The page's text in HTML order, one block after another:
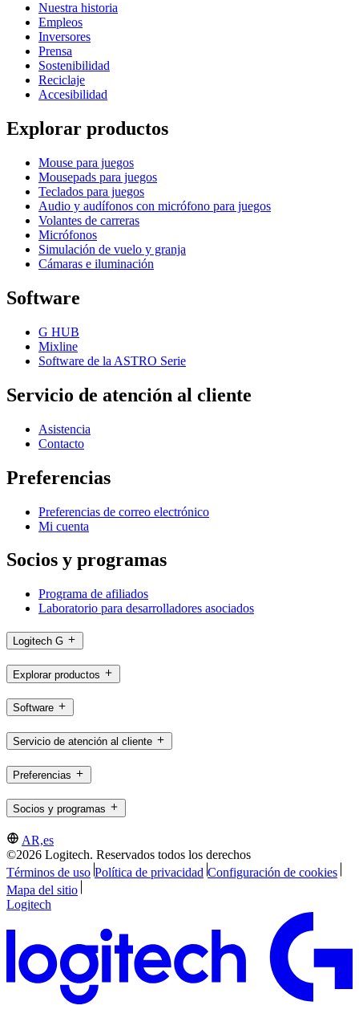
Nuestra historia
Empleos
Inversores
Prensa
Sostenibilidad
Reciclaje
Accesibilidad
Explorar productos
Mouse para juegos
Mousepads para juegos
Teclados para juegos
Audio y audífonos con micrófono para juegos
Volantes de carreras
Micrófonos
Simulación de vuelo y granja
Cámaras e iluminación
Software
G HUB
Mixline
Software de la ASTRO Serie
Servicio de atención al cliente
Asistencia
Contacto
Preferencias
Preferencias de correo electrónico
Mi cuenta
Socios y programas
Programa de afiliados
Laboratorio para desarrolladores asociados
Logitech G
Explorar productos
Software
Servicio de atención al cliente
Preferencias
Socios y programas
AR,es
©2026 Logitech. Reservados todos los derechos
Términos de uso Política de privacidad Configuración de cookies
Mapa del sitio
Logitech